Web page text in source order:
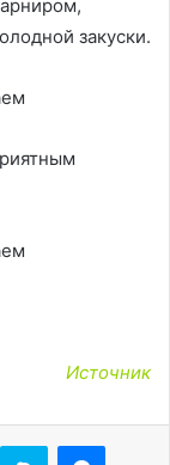
закуски.
Источник
Skype